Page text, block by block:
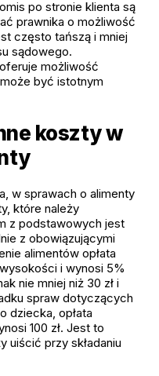
po stronie klienta są
prawnika o możliwość
często tańszą i mniej
sądowego.
możliwość
być istotnym
koszty w
w sprawach o alimenty
które należy
z podstawowych jest
z obowiązującymi
alimentów opłata
i wynosi 5%
nie mniej niż 30 zł i
spraw dotyczących
dziecka, opłata
100 zł. Jest to
uiścić przy składaniu